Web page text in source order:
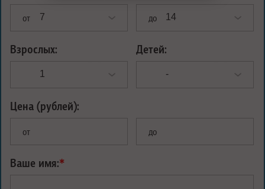
от до
Взрослых: Детей:
Цена (рублей):
от до
Ваше имя:*